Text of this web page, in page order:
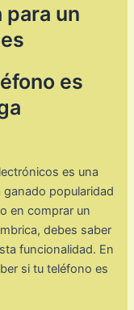
para un
es
es una
popularidad
en comprar un
debes saber
funcionalidad. En
si tu teléfono es